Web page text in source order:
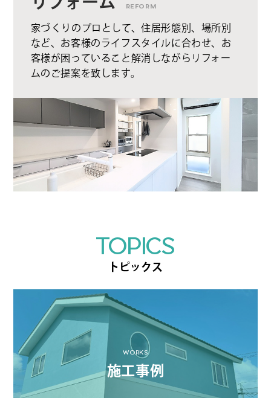
REFORM
家づくりのプロとして、住居形態別、場所別
など、お客様のライフスタイルに合わせ、お
客様が困っていること解消しながらリフォー
ムのご提案を致します。
TOPICS
トピックス
WORKS
施工事例